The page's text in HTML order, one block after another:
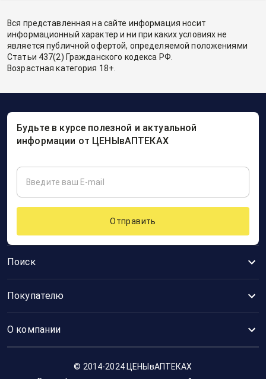
Вся представленная на сайте информация носит
информационный характер и ни при каких условиях не
является публичной офертой, определяемой положениями
Статьи 437(2) Гражданского кодекса РФ.
Возрастная категория 18+.
Поиск
Покупателю
О компании
Будьте в курсе полезной и актуальной
информации от ЦЕНЫвАПТЕКАХ
Отправить
© 2014-2024 ЦЕНЫвАПТЕКАХ